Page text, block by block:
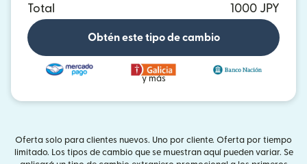
Total
1000 JPY
Obtén este tipo de cambio
y más
Oferta solo para clientes nuevos. Uno por cliente. Oferta por tiempo
limitado. Los tipos de cambio que se muestran aquí pueden variar. Se